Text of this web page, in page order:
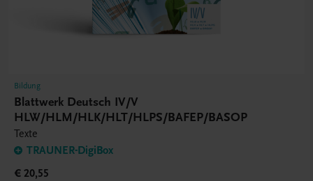
Bildung
Blattwerk Deutsch IV/V
HLW/HLM/HLK/HLT/HLPS/BAFEP/BASOP
Texte
TRAUNER-DigiBox
€ 20,55